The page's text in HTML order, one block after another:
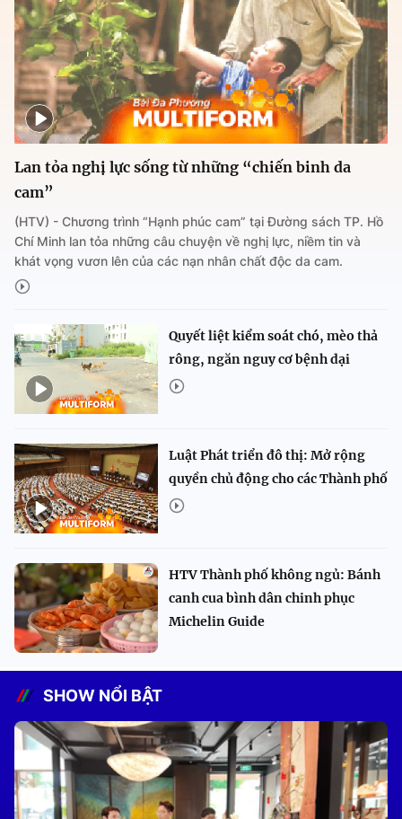
Lan tỏa nghị lực sống từ những “chiến binh da
cam”
(HTV) - Chương trình “Hạnh phúc cam” tại Đường sách TP. Hồ
Chí Minh lan tỏa những câu chuyện về nghị lực, niềm tin và
khát vọng vươn lên của các nạn nhân chất độc da cam.
Quyết liệt kiểm soát chó, mèo thả
rông, ngăn nguy cơ bệnh dại
Luật Phát triển đô thị: Mở rộng
quyền chủ động cho các Thành phố
HTV Thành phố không ngủ: Bánh
canh cua bình dân chinh phục
Michelin Guide
SHOW NỔI BẬT